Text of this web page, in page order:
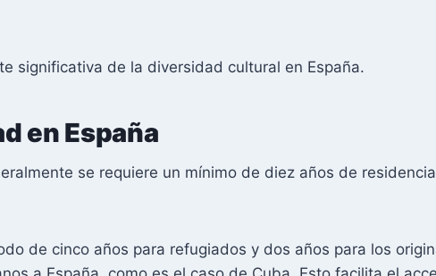
significativa de la diversidad cultural en España.
en España
se requiere un mínimo de diez años de
de cinco años para refugiados y dos años para los